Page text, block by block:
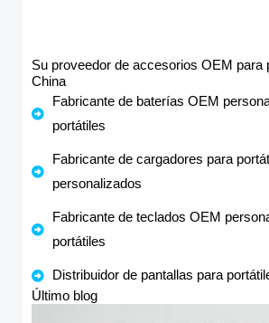
Su proveedor de accesorios OEM para
China
Fabricante de baterías OEM
portátiles
Fabricante de cargadores para
personalizados
Fabricante de teclados OEM
portátiles
Distribuidor de pantallas para
Último blog